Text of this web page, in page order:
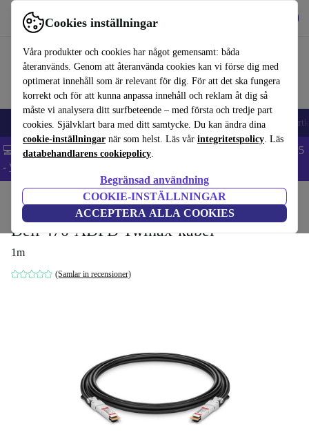
Cookies inställningar
Våra produkter och cookies har något gemensamt: båda
återanvänds. Genom att återanvända cookies kan vi förse dig med
optimerat innehåll som är relevant för dig. För att det ska fungera
korrekt och för att kunna anpassa innehåll och reklam åt dig så
måste vi analysera ditt surfbeteende – med första och tredje part
cookies. Självklart bara med ditt samtycke. Du kan ändra dina
cookie-inställningar när som helst. Läs vår integritetspolicy. Läs
databehandlarens cookiepolicy.
Begränsad användning
COOKIE-INSTÄLLNINGAR
ACCEPTERA ALLA COOKIES
Använd refurbed snabbt och enkelt
🎒 Back to school Mobiltelefoner Bärbara datorer Surfplattor
💻 Extra 5% rabatt på alla MacBooks och laptops - Code: LAPTOP5
- Villkor
Tillbehör Tillbehör för datorer
Dell 470-ADFD Twinax-kabel
1m
(Samlar in recensioner)